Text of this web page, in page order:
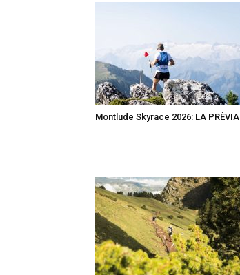
Montlude Skyrace 2026: LA PRÈVIA